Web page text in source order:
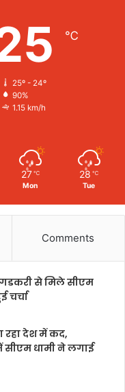
℃
25º - 24º
90%
1.15 km/h
27 ℃
Mon
28 ℃
Tue
Comments
गडकरी से मिले सीएम
चर्चा
रहा देश में कद,
सीएम धामी ने लगाई